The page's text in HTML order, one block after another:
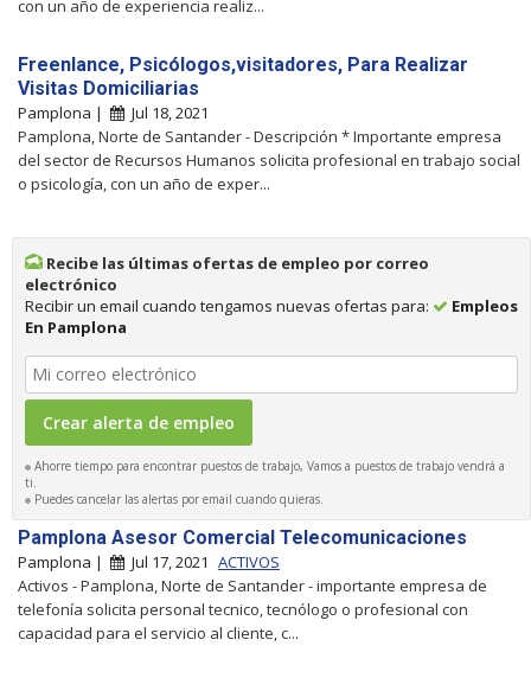
con un año de experiencia realiz...
Freenlance, Psicólogos,visitadores, Para Realizar
Visitas Domiciliarias
Pamplona |
Jul 18, 2021
Pamplona, Norte de Santander - Descripción * Importante empresa
del sector de Recursos Humanos solicita profesional en trabajo social
o psicología, con un año de exper...
Recibe las últimas ofertas de empleo por correo
electrónico
Recibir un email cuando tengamos nuevas ofertas para:
Empleos
En Pamplona
Ahorre tiempo para encontrar puestos de trabajo, Vamos a puestos de trabajo vendrá a
ti.
Puedes cancelar las alertas por email cuando quieras.
Pamplona Asesor Comercial Telecomunicaciones
Pamplona | Jul 17, 2021 ACTIVOS
Activos - Pamplona, Norte de Santander - importante empresa de
telefonía solicita personal tecnico, tecnólogo o profesional con
capacidad para el servicio al cliente, c...